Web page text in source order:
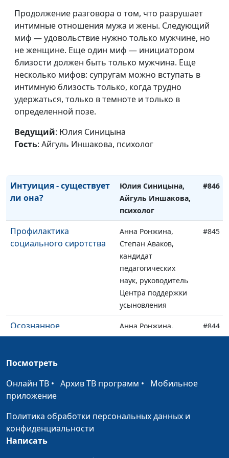
Продолжение разговора о том, что разрушает
интимные отношения мужа и жены. Следующий
миф — удовольствие нужно только мужчине, но
не женщине. Еще один миф — инициатором
близости должен быть только мужчина. Еще
несколько мифов: супругам можно вступать в
интимную близость только, когда трудно
удержаться, только в темноте и только в
определенной позе.
Ведущий: Юлия Синицына
Гость: Айгуль Иншакова, психолог
отношений?
Айгуль Иншакова,
психолог
Могу ли я кого-то
сделать счастливым?
Юлия Синицына,
Айгуль Иншакова,
психолог
Из чего стоит понятие
имиджа
Юлия Синицына,
Что такое выученная
беспомощность и как
Юлия Синицына,
Интуиция - существует
ли она?
Юлия Синицына,
Айгуль Иншакова,
психолог
#846
Профилактика
социального сиротства
Анна Ронжина,
Степан Аваков,
кандидат
педагогических
наук, руководитель
Центра поддержки
усыновления
#845
Осознанное
родительство в семьях с
Анна Ронжина,
Степан Аваков,
Центра поддержки
#844
Безусловная любовь к
приемному ребенку
Анна Ронжина,
Посмотреть
Онлайн ТВ • Архив ТВ программ • Мобильное
приложение
Политика обработки персональных данных и
конфиденциальности
Написать